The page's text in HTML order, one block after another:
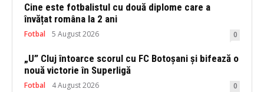
Cine este fotbalistul cu două diplome care a
învățat româna la 2 ani
Fotbal 5 August 2026 0
„U” Cluj întoarce scorul cu FC Botoșani și bifează o
nouă victorie în Superligă
Fotbal 4 August 2026 0